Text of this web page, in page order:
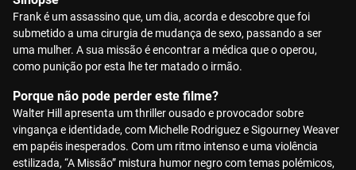
Frank é um assassino que, um dia, acorda e descobre que foi
submetido a uma cirurgia de mudança de sexo, passando a ser
uma mulher. A sua missão é encontrar a médica que o operou,
como punição por esta lhe ter matado o irmão.
Porque não pode perder este filme?
Walter Hill apresenta um thriller ousado e provocador sobre
vingança e identidade, com Michelle Rodriguez e Sigourney Weaver
em papéis inesperados. Com um ritmo intenso e uma violência
estilizada, “A Missão” mistura humor negro com temas polémicos,